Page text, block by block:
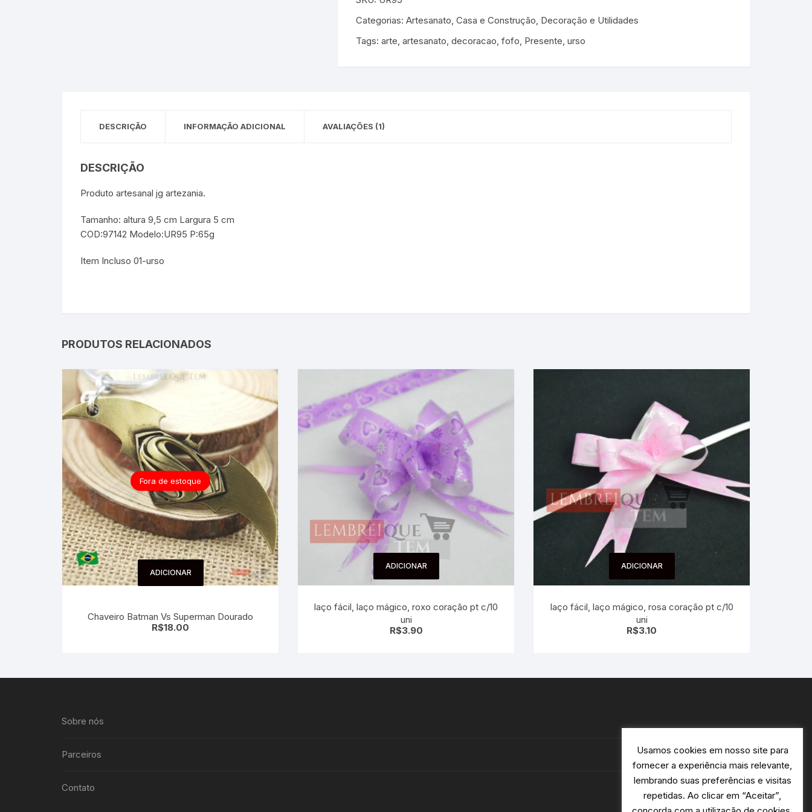
Categorias: Artesanato, Casa e Construção, Decoração e Utilidades
Tags: arte, artesanato, decoracao, fofo, Presente, urso
DESCRIÇÃO INFORMAÇÃO ADICIONAL AVALIAÇÕES (1)
DESCRIÇÃO
Produto artesanal jg artezania.
Tamanho: altura 9,5 cm Largura 5 cm
COD:97142 Modelo:UR95 P:65g
Item Incluso 01-urso
PRODUTOS RELACIONADOS
Fora de estoque
ADICIONAR
Chaveiro Batman Vs Superman Dourado
R$18.00
ADICIONAR
laço fácil, laço mágico, roxo coração pt c/10
uni
R$3.90
ADICIONAR
laço fácil, laço mágico, rosa coração pt c/10
uni
R$3.10
Sobre nós
Parceiros
Contato
Usamos cookies em nosso site para
fornecer a experiência mais relevante,
lembrando suas preferências e visitas
repetidas. Ao clicar em “Aceitar”,